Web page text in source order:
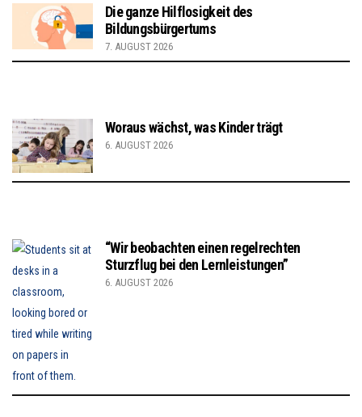
Die ganze Hilflosigkeit des
Bildungsbürgertums
7. AUGUST 2026
Woraus wächst, was Kinder trägt
6. AUGUST 2026
“Wir beobachten einen regelrechten
Sturzflug bei den Lernleistungen”
6. AUGUST 2026